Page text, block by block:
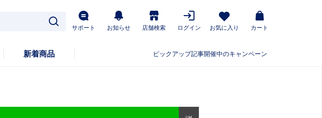
サポート お知らせ 店舗検索 ログイン お気に入り カート
新着商品 ピックアップ記事開催中のキャンペーン